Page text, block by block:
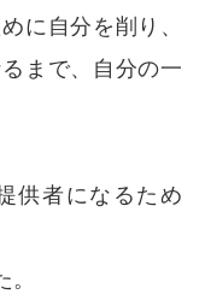
に自分を削り、
まで、自分の一
供者になるため